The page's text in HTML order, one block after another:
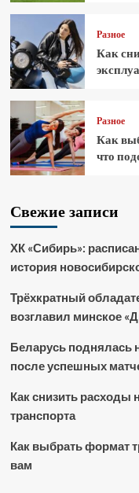
Разное
Как
Разное
Как
что
Свежие записи
ХК «Сибирь»:
история
Трёхкратный
возглавил минское
Беларусь поднялась
после успешных
Как снизить расходы
транспорта
Как выбрать формат
вам